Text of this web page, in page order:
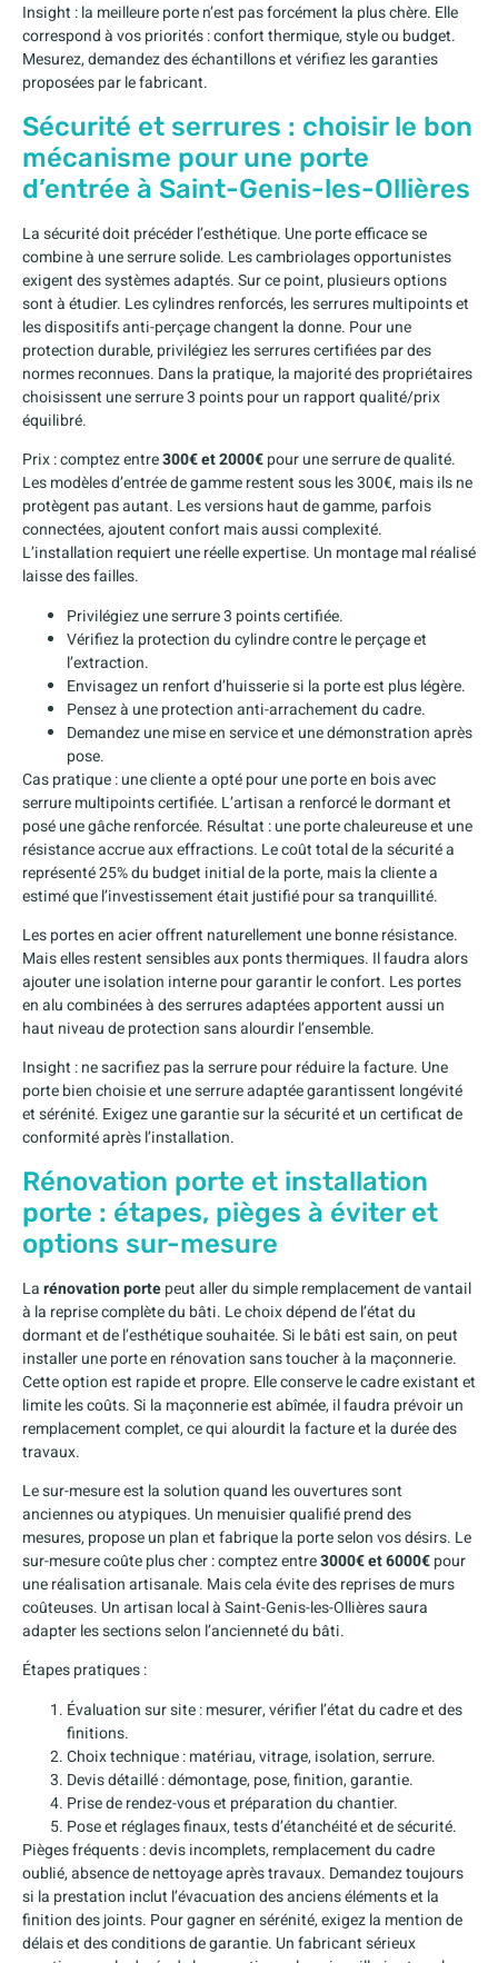
Insight : la meilleure porte n’est pas forcément la plus chère. Elle
correspond à vos priorités : confort thermique, style ou budget.
Mesurez, demandez des échantillons et vérifiez les garanties
proposées par le fabricant.
Sécurité et serrures : choisir le bon
mécanisme pour une porte
d’entrée à Saint-Genis-les-Ollières
La sécurité doit précéder l’esthétique. Une porte efficace se
combine à une serrure solide. Les cambriolages opportunistes
exigent des systèmes adaptés. Sur ce point, plusieurs options
sont à étudier. Les cylindres renforcés, les serrures multipoints et
les dispositifs anti-perçage changent la donne. Pour une
protection durable, privilégiez les serrures certifiées par des
normes reconnues. Dans la pratique, la majorité des propriétaires
choisissent une serrure 3 points pour un rapport qualité/prix
équilibré.
Prix : comptez entre300€ et 2000€pour une serrure de qualité.
Les modèles d’entrée de gamme restent sous les 300€, mais ils ne
protègent pas autant. Les versions haut de gamme, parfois
connectées, ajoutent confort mais aussi complexité.
L’installation requiert une réelle expertise. Un montage mal réalisé
laisse des failles.
Privilégiez une serrure 3 points certifiée.
Vérifiez la protection du cylindre contre le perçage et
l’extraction.
Envisagez un renfort d’huisserie si la porte est plus légère.
Pensez à une protection anti-arrachement du cadre.
Demandez une mise en service et une démonstration après
pose.
Cas pratique : une cliente a opté pour une porte en bois avec
serrure multipoints certifiée. L’artisan a renforcé le dormant et
posé une gâche renforcée. Résultat : une porte chaleureuse et une
résistance accrue aux effractions. Le coût total de la sécurité a
représenté 25% du budget initial de la porte, mais la cliente a
estimé que l’investissement était justifié pour sa tranquillité.
Les portes en acier offrent naturellement une bonne résistance.
Mais elles restent sensibles aux ponts thermiques. Il faudra alors
ajouter une isolation interne pour garantir le confort. Les portes
en alu combinées à des serrures adaptées apportent aussi un
haut niveau de protection sans alourdir l’ensemble.
Insight : ne sacrifiez pas la serrure pour réduire la facture. Une
porte bien choisie et une serrure adaptée garantissent longévité
et sérénité. Exigez une garantie sur la sécurité et un certificat de
conformité après l’installation.
Rénovation porte et installation
porte : étapes, pièges à éviter et
options sur-mesure
Larénovation portepeut aller du simple remplacement de vantail
à la reprise complète du bâti. Le choix dépend de l’état du
dormant et de l’esthétique souhaitée. Si le bâti est sain, on peut
installer une porte en rénovation sans toucher à la maçonnerie.
Cette option est rapide et propre. Elle conserve le cadre existant et
limite les coûts. Si la maçonnerie est abîmée, il faudra prévoir un
remplacement complet, ce qui alourdit la facture et la durée des
travaux.
Le sur-mesure est la solution quand les ouvertures sont
anciennes ou atypiques. Un menuisier qualifié prend des
mesures, propose un plan et fabrique la porte selon vos désirs. Le
sur-mesure coûte plus cher : comptez entre3000€ et 6000€pour
une réalisation artisanale. Mais cela évite des reprises de murs
coûteuses. Un artisan local à Saint-Genis-les-Ollières saura
adapter les sections selon l’ancienneté du bâti.
Étapes pratiques :
Évaluation sur site : mesurer, vérifier l’état du cadre et des
finitions.
Choix technique : matériau, vitrage, isolation, serrure.
Devis détaillé : démontage, pose, finition, garantie.
Prise de rendez-vous et préparation du chantier.
Pose et réglages finaux, tests d’étanchéité et de sécurité.
Pièges fréquents : devis incomplets, remplacement du cadre
oublié, absence de nettoyage après travaux. Demandez toujours
si la prestation inclut l’évacuation des anciens éléments et la
finition des joints. Pour gagner en sérénité, exigez la mention de
délais et des conditions de garantie. Un fabricant sérieux